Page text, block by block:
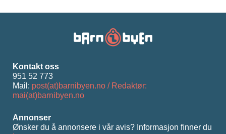
Kontakt oss
951 52 773
Mail: post(at)barnibyen.no / Redaktør:
mai(at)barnibyen.no
Annonser
Ønsker du å annonsere i vår avis? Informasjon ﬁnner du